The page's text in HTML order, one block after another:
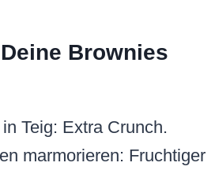
Brownies
Teig: Extra Crunch.
marmorieren: Fruchtiger